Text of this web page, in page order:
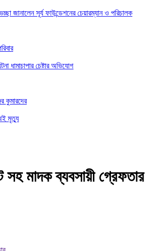
জানালেন সূর্য ফাউন্ডেশনের চেয়ারম্যান ও পরিচালক
ধামাচাপার চেষ্টার অভিযোগ
কুমারদের
মৃত্যু
সহ মাদক ব্যবসায়ী গ্রেফতার